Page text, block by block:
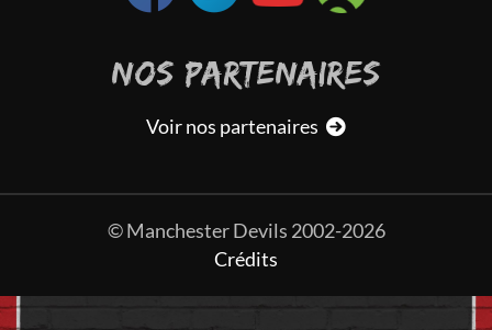
NOS PARTENAIRES
Voir nos partenaires
© Manchester Devils 2002-2026
Crédits